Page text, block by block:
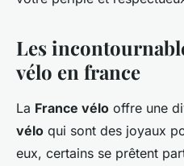
Les
vélo en france
La France vélo offre une
vélo qui sont des joyaux
eux, certains se prêtent